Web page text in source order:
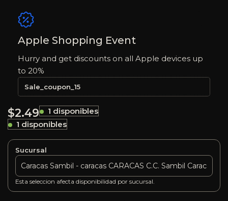
Apple Shopping Event
Hurry and get discounts on all Apple devices up
to 20%
Sale_coupon_15
$2.49
1 disponibles
1 disponibles
Sucursal
Esta seleccion afecta disponibilidad por sucursal.